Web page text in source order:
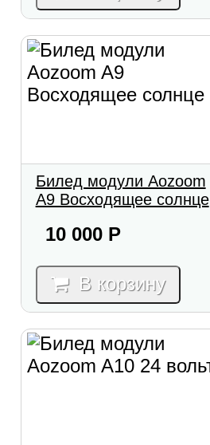
Билед модули Aozoom
A9 Восходящее солнце
10 000 Р
В корзину